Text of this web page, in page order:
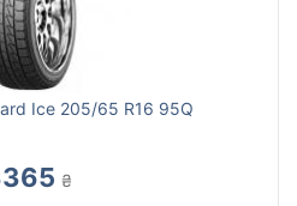
Ice 205/65 R16 95Q
₴